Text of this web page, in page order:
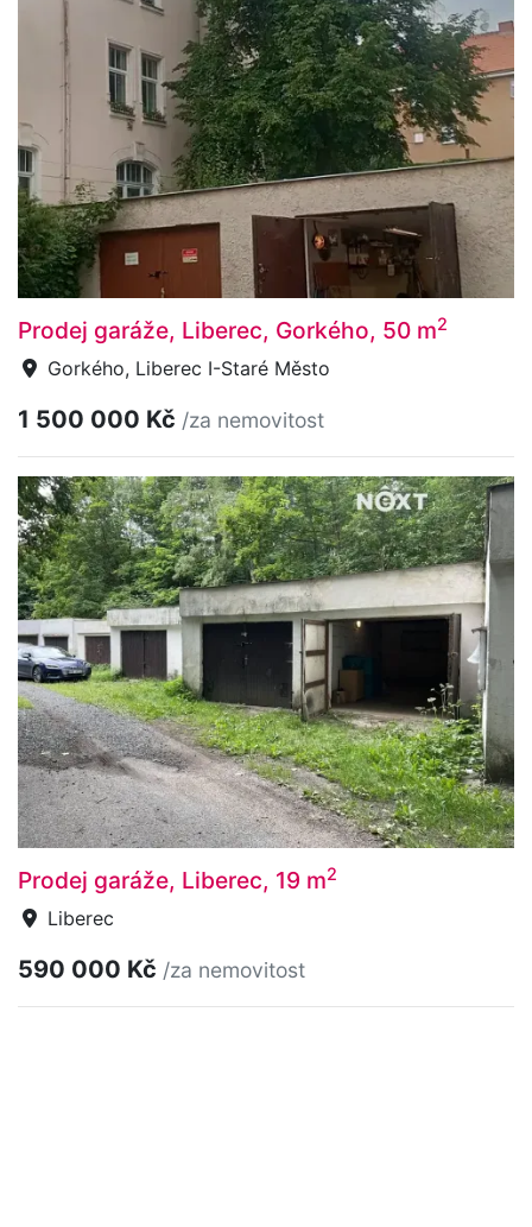
Prodej garáže, Liberec, Gorkého, 50 m2
Gorkého, Liberec I-Staré Město
1 500 000 Kč /za nemovitost
Prodej garáže, Liberec, 19 m2
Liberec
590 000 Kč /za nemovitost